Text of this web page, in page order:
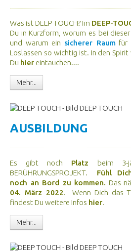
Was ist DEEP TOUCH? Im DEEP-
Du in Kurzform, worum es bei
und warum ein sicherer Raumfür
Loslassen so wichtig ist. In den Spirit
Du hier eintauchen....
Mehr...
AUSBILDUNG
Es gibt noch Platz beim 3-
BERÜHRUNGSPROJEKT. Fühl
noch an Bord zu kommen. Das
04. März 2022. Wenn Dich das
findest Du weitere Infos hier.
Mehr...